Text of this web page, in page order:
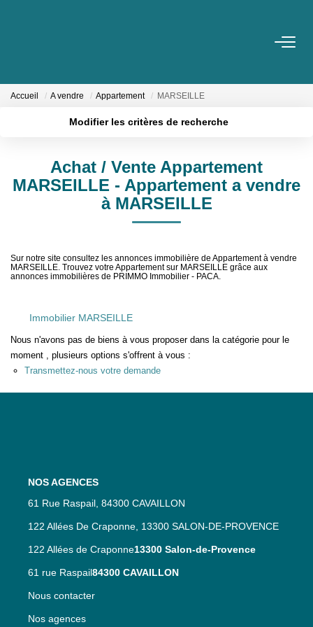
Nos Biens En Vente
Nos Biens Vendus
LOCATIONS
NOS AGENCES
Nos Partenaires
Nos Actualités
Accueil A vendre Appartement MARSEILLE
Modifier les critères de recherche
Plus de critères Créer une alerte
Achat / Vente Appartement
MARSEILLE - Appartement a vendre
à MARSEILLE
Sur notre site consultez les annonces immobilière de Appartement à vendre
MARSEILLE. Trouvez votre Appartement sur MARSEILLE grâce aux
annonces immobilières de PRIMMO Immobilier - PACA.
Immobilier MARSEILLE
Nous n'avons pas de biens à vous proposer dans la catégorie pour le
moment , plusieurs options s'offrent à vous :
Transmettez-nous votre demande
NOS AGENCES
61 Rue Raspail, 84300 CAVAILLON
122 Allées De Craponne, 13300 SALON-DE-PROVENCE
122 Allées de Craponne13300 Salon-de-Provence
61 rue Raspail84300 CAVAILLON
Nous contacter
Nos agences